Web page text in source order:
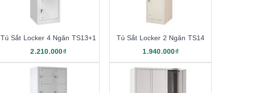
Tủ Sắt Locker 4 Ngăn TS13+1
2.210.000₫
Tủ Sắt Locker 2 Ngăn TS14
1.940.000₫